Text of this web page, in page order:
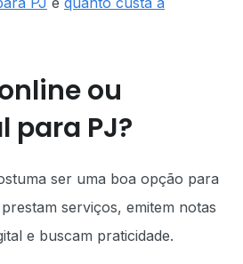
ou
para PJ?
ser uma boa opção para
serviços, emitem notas
e buscam praticidade.